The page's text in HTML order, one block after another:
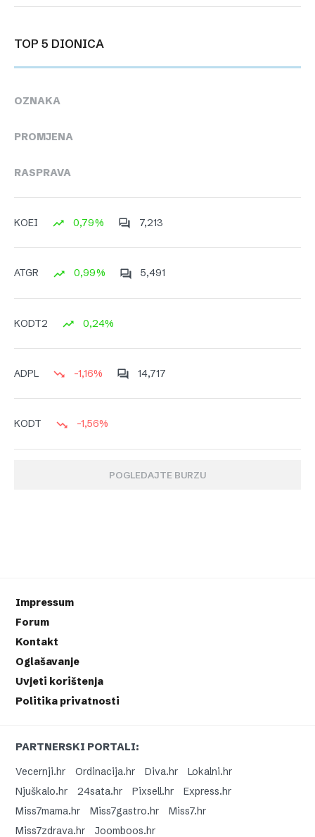
TOP 5 DIONICA
OZNAKA
PROMJENA
RASPRAVA
KOEI 0,79% 7,213
ATGR 0,99% 5,491
KODT2 0,24%
ADPL -1,16% 14,717
KODT -1,56%
POGLEDAJTE BURZU
Impressum
Forum
Kontakt
Oglašavanje
Uvjeti korištenja
Politika privatnosti
PARTNERSKI PORTALI:
Vecernji.hr
Ordinacija.hr Diva.hr
Lokalni.hr
Njuškalo.hr
24sata.hr Pixsell.hr
Express.hr
Miss7mama.hr
Miss7gastro.hr
Miss7.hr
Miss7zdrava.hr
Joomboos.hr